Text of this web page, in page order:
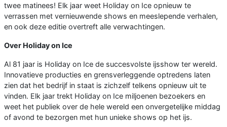
twee matinees! Elk jaar weet Holiday on Ice opnieuw te
verrassen met vernieuwende shows en meeslepende verhalen,
en ook deze editie overtreft alle verwachtingen.
Over Holiday on Ice
Al 81 jaar is Holiday on Ice de succesvolste ijsshow ter wereld.
Innovatieve producties en grensverleggende optredens laten
zien dat het bedrijf in staat is zichzelf telkens opnieuw uit te
vinden. Elk jaar trekt Holiday on Ice miljoenen bezoekers en
weet het publiek over de hele wereld een onvergetelijke middag
of avond te bezorgen met hun unieke shows op het ijs.